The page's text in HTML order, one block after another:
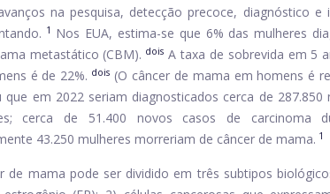
na pesquisa, detecção precoce, diagnóstico
1 Nos EUA, estima-se que 6% das mulheres
metastático (CBM). dois A taxa de sobrevida em 5
é de 22%. dois (O câncer de mama em homens é
que em 2022 seriam diagnosticados cerca de
cerca de 51.400 novos casos de carcinoma
43.250 mulheres morreriam de câncer de mama. 1
de mama pode ser dividido em três subtipos